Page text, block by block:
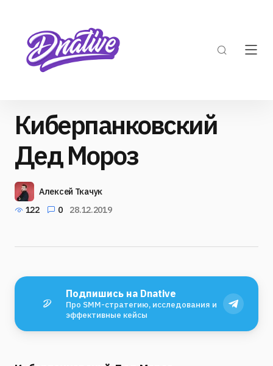
Киберпанковский
Дед Мороз
Алексей Ткачук
122
0 28.12.2019
Подпишись на Dnative
Про SMM-стратегию, исследования и
эффективные кейсы